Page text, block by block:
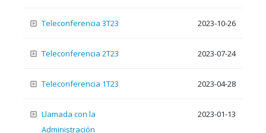
Teleconferencia 3T23 2023-10-26
Teleconferencia 2T23 2023-07-24
Teleconferencia 1T23 2023-04-28
Llamada con la
Administración
2023-01-13